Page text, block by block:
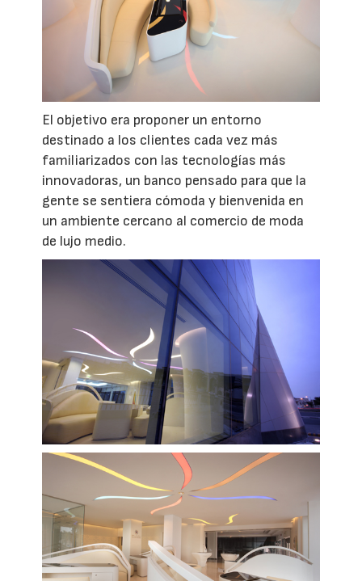
El objetivo era proponer un entorno
destinado a los clientes cada vez más
familiarizados con las tecnologías más
innovadoras, un banco pensado para que la
gente se sentiera cómoda y bienvenida en
un ambiente cercano al comercio de moda
de lujo medio.